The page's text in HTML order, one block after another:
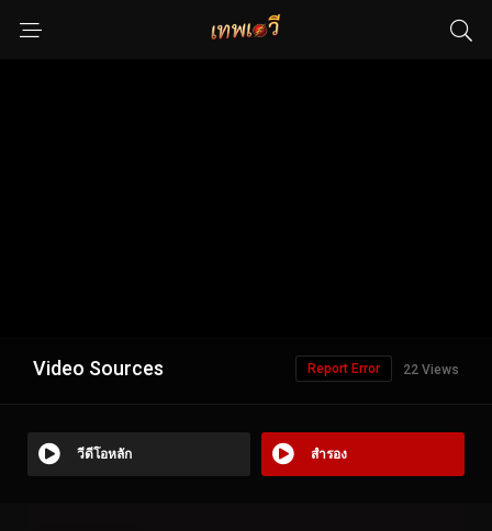
Video Sources 22 Views
Report Error
วีดีโอหลัก สำรอง